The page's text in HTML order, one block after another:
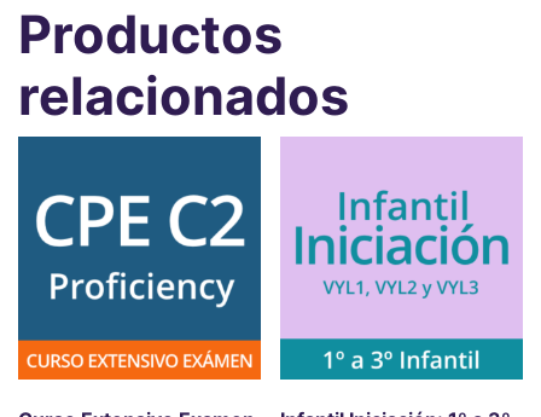
Productos
relacionados